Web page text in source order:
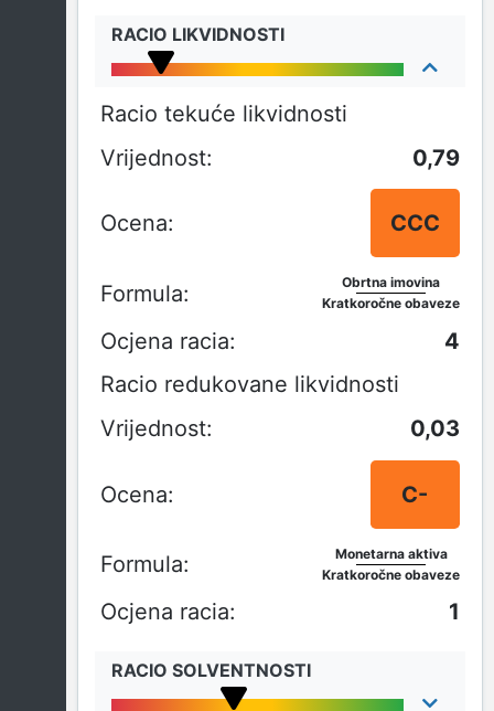
RACIO LIKVIDNOSTI
Racio tekuće likvidnosti
0,79
CCC
Obrtna imovina
Kratkoročne obaveze
4
Racio redukovane likvidnosti
0,03
C-
Monetarna aktiva
Kratkoročne obaveze
1
RACIO SOLVENTNOSTI